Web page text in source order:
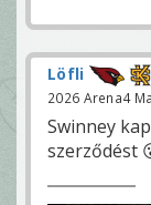
Löfli
2026 Arena4
Swinney
szerződést